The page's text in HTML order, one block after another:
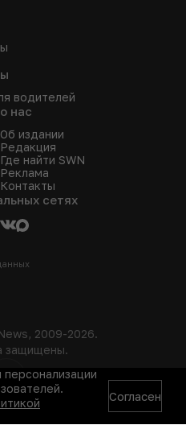
водителей
о нас
Об издании
Редакция
Где найти SWN
Реклама
Контакты
сетях
2009-2026.
защищены.
Согласен